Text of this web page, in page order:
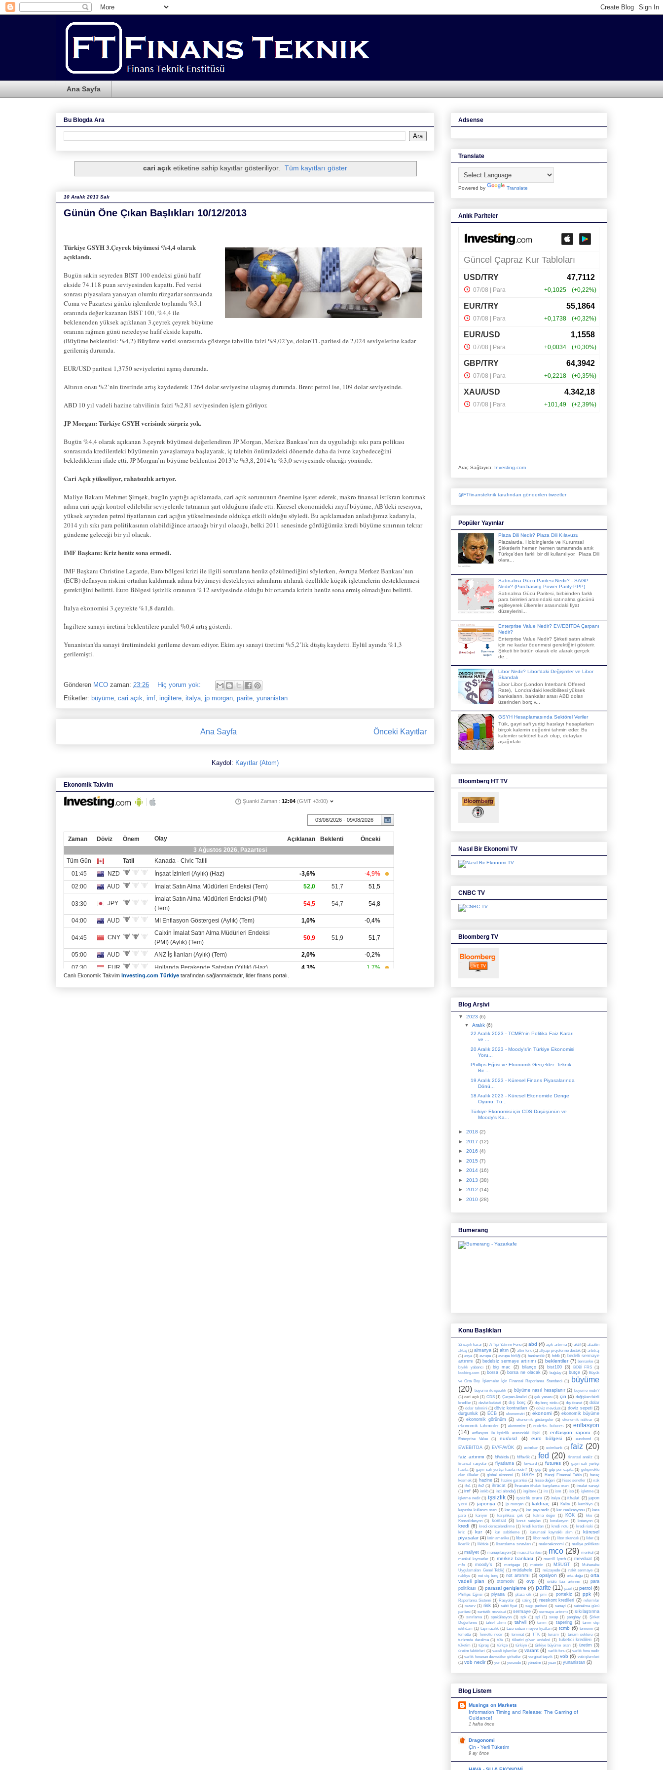
Ana Sayfa
Bu Blogda Ara
cari açıketiketine sahip kayıtlar gösteriliyor. Tüm kayıtları göster
10 Aralık 2013 Salı
Günün Öne Çıkan Başlıkları 10/12/2013
Türkiye GSYH 3.Çeyrek büyümesi %4,4 olarak
açıklandı.
Bugün sakin seyreden BIST 100 endeksi günü hafif
ekside 74.118 puan seviyesinden kapattı. Fed verisi
sonrası piyasalara yansıyan olumlu rüzgarlar sonrasında
Cuma ve Pazartesi günkü işlemlerde toplamda %3,1
oranında değer kazanan BIST 100, %4,4 ile
beklenenden yüksek açıklanan 3.çeyrek çeyrek büyüme
oranına rağmen günü neredeyse hafif ekside kapattı.
(Büyüme beklentisi: %4,2) Büyüme verisi sonrasında gösterge tahvilin faizi %9,02’ye, dolar/TL paritesi de 2,024 seviyelerine kadar
gerilemiş durumda.
EUR/USD paritesi 1,3750 seviyelerini aşmış durumda.
Altının onsu %2’nin üzerinde artış kaydederek 1264 dolar seviyesine ulaşmış durumda. Brent petrol ise, 109 dolar seviyesinde.
ABD 10 yıl vadeli hazine tahvilinin faizi %2,81 seviyesinden işlem görüyor.
JP Morgan: Türkiye GSYH verisinde sürpriz yok.
Bugün %4,4 olarak açıkanan 3.çeyrek büyümesi değerlendiren JP Morgan, Merkez Bankası’nın da uyguladığı sıkı para polikası
sonrasında kredilerdeki büyümenin yavaşlamaya başlayarak, iç talebin önümüzdeki dönemde daha da ivme kaybedeceğini
beklediklerini ifade etti. JP Morgan’ın büyüme beklentisi 2013’te %3,8, 2014’te %3,0 seviyesinde olacağı yönünde.
Cari Açık yükseliyor, rahatsızlık artıyor.
Maliye Bakanı Mehmet Şimşek, bugün yaptığı açıklamada, cari açık sorununun önemine işaret ederek, makro finansal istikrarı korumak
adına cari açığı kontrol edilebilir seviyelerde tutmanın şart olduğunu ifade etti. Küresel ekonomideki zayıf büyüme, AB’deki resesyon,
yüksek seyreden petrol fiyatlarının cari açığın yükselmesinde oldukça etkili olduğu söyledi. Bu açıklamadan anladığımız kadarıyla,
2014 yılı sıkı para politikasının olabildiğince artacağı bir yıl olacağı, belki 2011 senesinde gördüğümüz kredi büyüme sınırının tekrar
gündeme geleceği bir yıl olacak.
IMF Başkanı: Kriz henüz sona ermedi.
IMF Başkanı Christine Lagarde, Euro bölgesi krizi ile ilgili sorunların henüz çözülmediğini söylerken, Avrupa Merkez Bankası’nın
(ECB) deflasyon riskini ortadan kaldırmak adına büyümeyi destekleyici adımların atılarak özellikle küçük işletmelerin desteklenmesi
gerektiğini belirtti. Euro Bölgesi işsizlik oranının %12 seviyesinde olduğu bir ortamda krizin henüz sona ermiş olmadığını belirtti.
İtalya ekonomisi 3.çeyrekte %1,8 daraldı.
İngiltere sanayi üretimi beklentilere paralel %0,4 artış gösterdi.
Yunanistan’da sanayi üretimindeki gerileme devam ediyor. Ekim ayı sanayi üretimi %5,2’lik düşüş kaydetti. Eylül ayında %1,3
gerilemişti.
Gönderen MCO zaman: 23:26
Hiç yorum yok:
Etiketler: büyüme cari açık imf ingiltere italya jp morgan parite yunanistan
Önceki Kayıtlar
Ana Sayfa
Kaydol: Kayıtlar (Atom)
Ekonomik Takvim
Canlı Ekonomik Takvim Investing.com Türkiye tarafından sağlanmaktadır, lider finans portalı.
Adsense
Translate
Powered by Translate
Anlık Pariteler
Araç Sağlayıcı: Investing.com
@FTfinansteknik tarafından gönderilen tweetler
Popüler Yayınlar
Plaza Dili Nedir? Plaza Dili Kılavuzu
Plazalarda, Holdinglerde ve Kurumsal
Şirketlerin hemen hemen tamamında artık
Türkçe'den farklı bir dil kullanılıyor. Plaza Dili
olara...
Satınalma Gücü Paritesi Nedir? - SAGP
Nedir? (Purchasing Power Parity-PPP)
Satınalma Gücü Paritesi, birbirinden farklı
para birimleri arasındaki satınalma gücünü
eşitleyerek ülkereler arasındaki fiyat
düzeylerini...
Enterprise Value Nedir? EV/EBITDA Çarpanı
Nedir?
Enterprise Value Nedir? Şirketi satın almak
için ne kadar ödenmesi gerektiğini gösterir.
Şirketi bir bütün olarak ele alarak gerçek
de...
Libor Nedir? Libor'daki Değişimler ve Libor
Skandalı
Libor Libor (London Interbank Offered
Rate), Londra’daki kredibilitesi yüksek
bankaların, bankalar arası ABD doları
üzerinden borç v...
GSYH Hesaplamasında Sektörel Veriler
Tüik, gayri safi yurtiçi hasılayı hesaplarken
birçok kalemin değerini tahmin eder. Bu
kalemler sektörel bazlı olup, detayları
aşağıdaki ...
Bloomberg HT TV
Nasıl Bir Ekonomi TV
CNBC TV
Bloomberg TV
Blog Arşivi
▼ 2023 (6)
▼ Aralık (6)
22 Aralık 2023 - TCMB'nin Politika Faiz Kararı
ve ...
20 Aralık 2023 - Moody's'in Türkiye Ekonomisi
Yoru...
Phillips Eğrisi ve Ekonomik Gerçekler: Teknik
Bir ...
19 Aralık 2023 - Küresel Finans Piyasalarında
Dönü...
18 Aralık 2023 - Küresel Ekonomide Denge
Oyunu: Tü...
Türkiye Ekonomisi için CDS Düşüşünün ve
Moody's Ka...
► 2018 (2)
► 2017 (12)
► 2016 (4)
► 2015 (7)
► 2014 (16)
► 2013 (38)
► 2012 (14)
► 2010 (28)
Bumerang
Konu Başlıkları
32 sayılı karar (1) A Tipi Yatırım Fonu (1) abd (4) açık artırma (1) aktif (1) alaattin
aktaş (1) almanya (2) altın (3) altın fonu (1) altyapı projelerine destek (1) arbitraj
(1) asya (1) avrupa (1) avrupa birliği (1) bankacılık (1) bddk (1) bedelli sermaye
artırımı (2) bedelsiz sermaye artırımı (2) beklentiler (7) bernanke (1)
bıyıklı yabancı (1) big mac (2) bilanço (3) bist100 (3) BOBİ FRS (1)
booking.com (1) borsa (3) borsa ne olacak (2) buğday (1) bütçe (2) Büyük
ve Orta Boy İşletmeler İçin Finansal Raporlama Standardı (1)
büyüme
(20)
büyüme ile işsizlik (1) büyüme nasıl hesaplanır (2) büyüme nedir?
(1) cari açık (1) CDS (1) Çarpan Analizi (1) çek yasası (1) çin (4) değişken faizli
krediler (1) devlet kefateti (1) dış borç (2) dış borç stoku (1) dış ticaret (1) dolar
(3) dolar tahmini (1) döviz kontratları (2) döviz mevduat (1) döviz sepeti (2)
durgunluk (2) ECB (3) ekonometri (1) ekonomi (5) ekonomik büyüme
(2) ekonomik görünüm (2) ekonomik göstergeler (1) ekonomik istikrar (1)
ekonomik tahminler (2) ekonomist (1) endeks futures (3) enflasyon
(14)
enflasyon ile işsizlik arasındaki ilişki (1) enflasyon raporu (5)
Enterprise Value (1) eur/usd (4) euro bölgesi (4) eurobond (1)
EV/EBITDA (2) EV/FAVÖK (2) eximban (1) eximbank (1) faiz (20)
faiz artırımı (5) fd/ebitda (1) fd/favök (1) fed (20) finansal analiz (1)
finansal rasyolar (1) fiyatlama (2) forward (1) futures (4) gayri safi yurtiçi
hasıla (1) gayri safi yurtiçi hasıla nedir? (1) gdp (1) gdp per capita (1) gelişmekte
olan ülkeler (1) global ekonomi (1) GSYH (2) Hangi Finansal Tablo (1)
haraç
kesmek (1) hazine (2) hazine garantisi (1) hisse değeri (1) hisse senetler (1) ırak
(1) ifo1 (1) ifo2 (1) ihracat (3) İhracatın ithalatı karşılama oranı (1) imalat sanayi
(1) imf (4) imkb (1) inci altındağ (1) ingiltere (1) irs (1) ism (1) iso (1) işletme (1)
işletme nedir (1) işsizlik (9) işsizlik oranı (2) italya (1) ithalat (2) japon
yeni (2) japonya (5) jp morgan (1) kaldıraç (4) Kalite (1) kambiyo (1)
kapasite kullanım oranı (1) kar payı (1) kar payı nedir (1) kar realizasyonu (1) kara
para (1) kariyer (1) karşılıksız çek (1) katma değer (1) KGK (2) kko (1)
Konsolidasyon (1) kontrat (3) konut satışları (1) korelasyon (1) kotasyon (1)
kredi (6) kredi derecelendirme (1) kredi kartları (1) kredi notu (1) kredi riski (1)
kriz
(1) kur (4) kur sabitleme (1) kurumsal kaynaklı alım (1)
küresel
piyasalar (4) latin amerika (1) libor (2) libor nedir (1) libor skandalı (1) lider (1)
liderlik (1) likitide (1) lisanslama sınavları (1) makroekonomi (1) maliye politikası
(1) maliyet (3) manüpilasyon (1) masraf tarifesi (1) mco (29) menkul (1)
menkul kıymetler (1) merkez bankası (7) merrill lynch (1) mevduat (3)
mfo (1) moody's (2) mortgage (1) motorin (1) MSUGT (2)
Muhasebe
Uygulamaları Genel Tebliğ (1) müdahele (2) müzayede (1) nakit sermaye (1)
nakliye (1) net dış borç (1) not artırımı (3) opsiyon (6) orta doğu (1) orta
vadeli plan
(4) otomotiv (2) ovp (4) örtülü faiz artırımı (1)
para
politikası (3) parasal genişleme (4) parite (11) pasif (1) petrol (6)
Phillips Eğrisi (1) piyasa (3) plaza dili (1) pmi (1) portekiz (2) ppk (4)
Raporlama Sistemi (1) Rasyolar (1) rating (1) reeskont kredileri (2) reformlar
(1) rezerv (1) risk (4) sabit fiyat (1) sagp paritesi (1) sanayi (1) satınalma gücü
paritesi (1) sentetik mevduat (1) sermaye (2) sermaye artırımı (1) sıkılaştırma
(3) sınırlama (1) spekülasyon (1) spk (1) spl (1) swap (1) şanghay (1) Şirket
Değerleme (1) tahivl alımı (1) tahvil (4) tanım (1) tapering (2) tarım dışı
istihdam (1) taşımacılık (1) taze sebze-meyve fiyatları (1) tcmb (6) temenni (1)
temettü (1) Temettü nedir (1) teminat (1) TTK (1) turizm (1) turizm sektörü (1)
turizmde daralma (1) tüfe (1) tüketici güven endeksi (1) tüketici kredileri (2)
tüketim (1) tüpraş (1) türkçe (1) türkiye (1) türkiye büyüme oranı (1) üretim (3)
üretim faktörleri (1) vadeli işlemler (1) varant (4) varlık fonu (1) varlık fonu nedir
(1) varlık fonunan devredilen şirketler (1) vergisel teşvik (1) vob (6) vob işlemleri
(1) vob nedir (5) yen (1) yenzede (1) yönetim (1) yuan (1) yunanistan (2)
Blog Listem
Musings on Markets
Information Timing and Release: The Gaming of
Guidance!
1 hafta önce
Dragonomi
Çin - Yerli Tüketim
9 ay önce